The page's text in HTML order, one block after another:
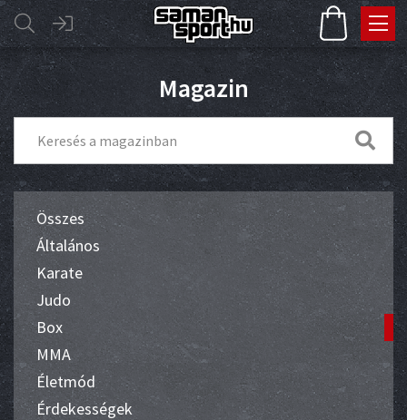
Magazin
Összes
Általános
Karate
Judo
Box
MMA
Életmód
Érdekességek